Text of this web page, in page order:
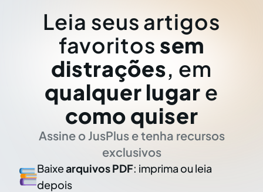
Leia seus artigos
favoritos sem
distrações, em
qualquer lugar e
como quiser
Assine o JusPlus e tenha recursos
exclusivos
Baixearquivos PDF: imprima ou leia
depois